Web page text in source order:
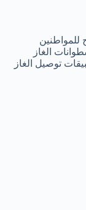
للمواطنين
الغاز
توصيل الغاز